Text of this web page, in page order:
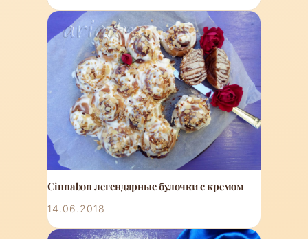
Cinnabon легендарные булочки с кремом
14.06.2018